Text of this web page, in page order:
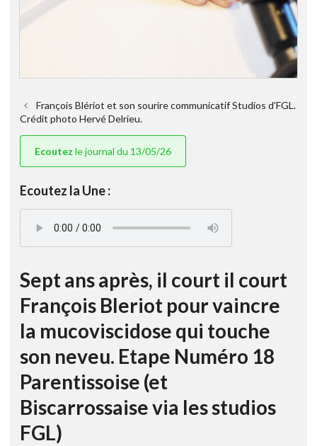
François Blériot et son sourire communicatif Studios d'FGL.
Crédit photo Hervé Delrieu.
Ecoutez le journal du 13/05/26
Ecoutez la Une :
Sept ans après, il court il court
François Bleriot pour vaincre
la mucoviscidose qui touche
son neveu. Etape Numéro 18
Parentissoise (et
Biscarrossaise via les studios
FGL)